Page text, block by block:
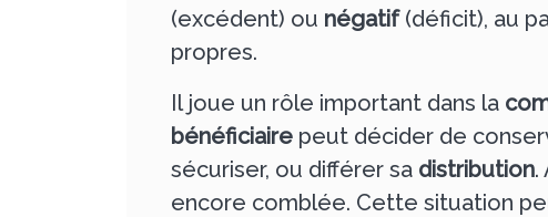
(excédent) ou négatif(déficit), au
propres.
Il joue un rôle important dans la
bénéficiaire peut décider de
sécuriser, ou différer sa distribution.
encore comblée. Cette situation